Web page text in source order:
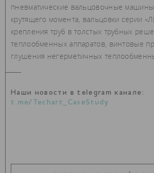
пневматические вальцовочные
крутящего момента, вальцовки серии
крепления труб в толстых трубных
теплообменных аппаратов, винтовые
глушения негерметичных
Наши новости в telegram канале:
t.me/Techart_CaseStudy